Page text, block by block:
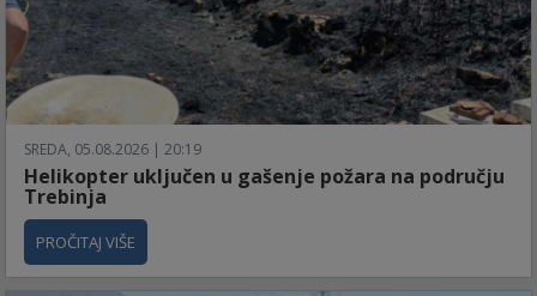
SREDA, 05.08.2026 | 20:19
Helikopter uključen u gašenje požara na području
Trebinja
PROČITAJ VIŠE